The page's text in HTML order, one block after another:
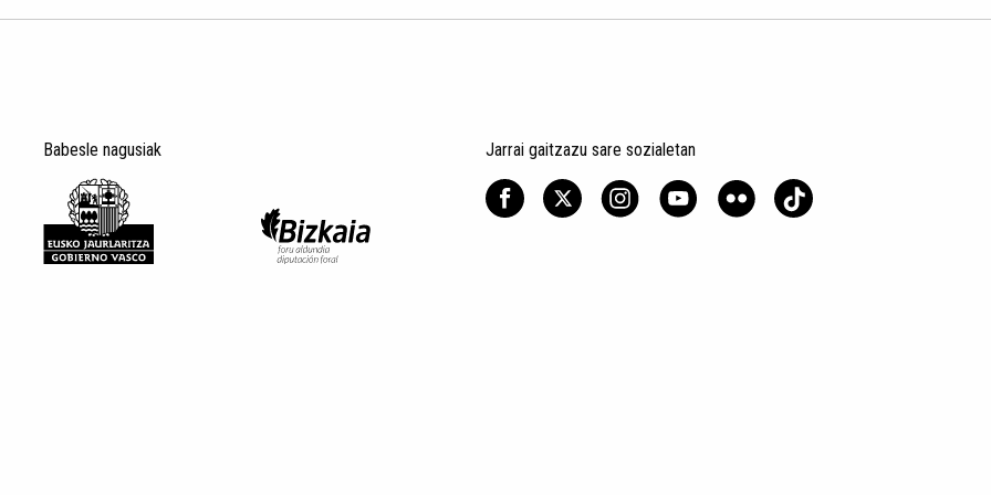
Babesle nagusiak Jarrai gaitzazu sare sozialetan